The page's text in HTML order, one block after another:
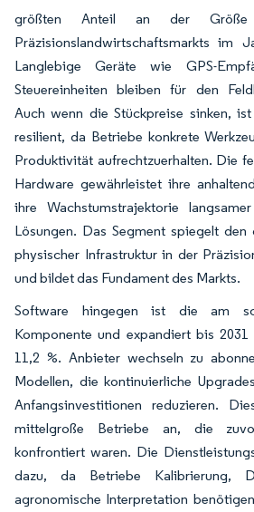
größten Anteil an der Größe
Präzisionslandwirtschaftsmarkts im
Langlebige Geräte wie GPS-
Steuereinheiten bleiben für den
Auch wenn die Stückpreise sinken,
resilient, da Betriebe konkrete
Produktivität aufrechtzuerhalten. Die
Hardware gewährleistet ihre
ihre Wachstumstrajektorie
Lösungen. Das Segment spiegelt den
physischer Infrastruktur in der
und bildet das Fundament des Markts.
Software hingegen ist die am
Komponente und expandiert bis
11,2 %. Anbieter wechseln zu
Modellen, die kontinuierliche
Anfangsinvestitionen reduzieren.
mittelgroße Betriebe an, die
konfrontiert waren. Die
dazu, da Betriebe Kalibrierung,
agronomische Interpretation